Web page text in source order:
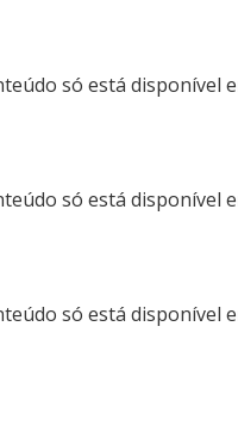
só está disponível
só está disponível
só está disponível